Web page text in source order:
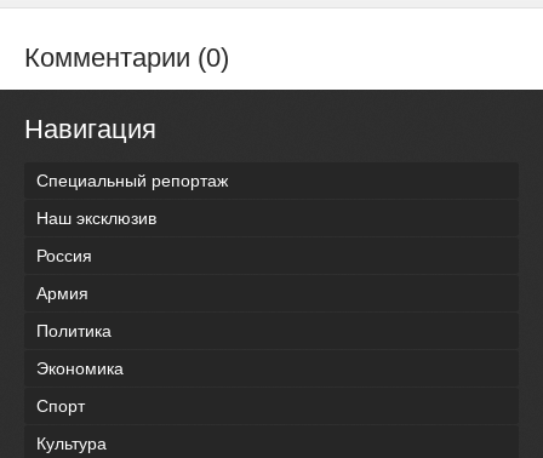
Комментарии (0)
Навигация
Специальный репортаж
Наш эксклюзив
Россия
Армия
Политика
Экономика
Спорт
Культура